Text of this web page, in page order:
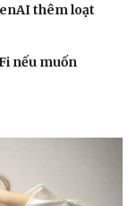
thêm loạt
nếu muốn